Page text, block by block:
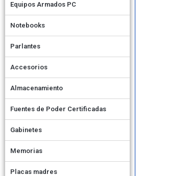
Equipos Armados PC
Notebooks
Parlantes
Accesorios
Almacenamiento
Fuentes de Poder Certificadas
Gabinetes
Memorias
Placas madres